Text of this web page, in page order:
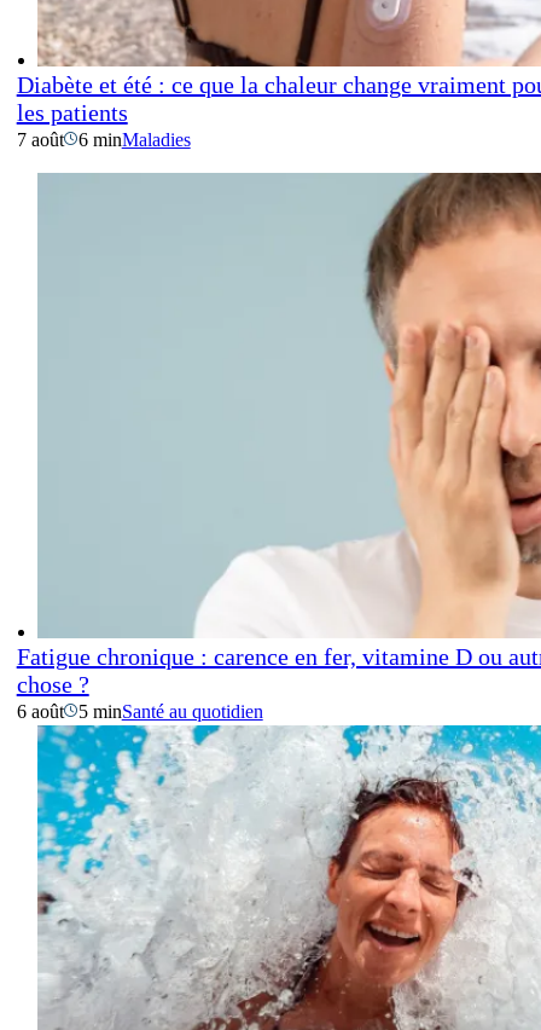
Diabète et été : ce que la chaleur change vraiment
les patients
7 août 6 minMaladies
Fatigue chronique : carence en fer, vitamine D ou
chose ?
6 août 5 minSanté au quotidien